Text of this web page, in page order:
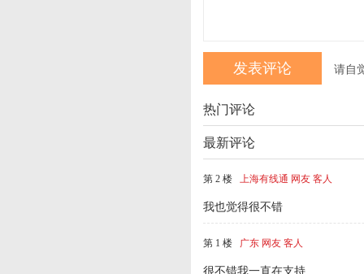
请自
热门评论
最新评论
第 2 楼 上海有线通 网友 客人
我也觉得很不错
第 1 楼 广东 网友 客人
很不错我一直在支持